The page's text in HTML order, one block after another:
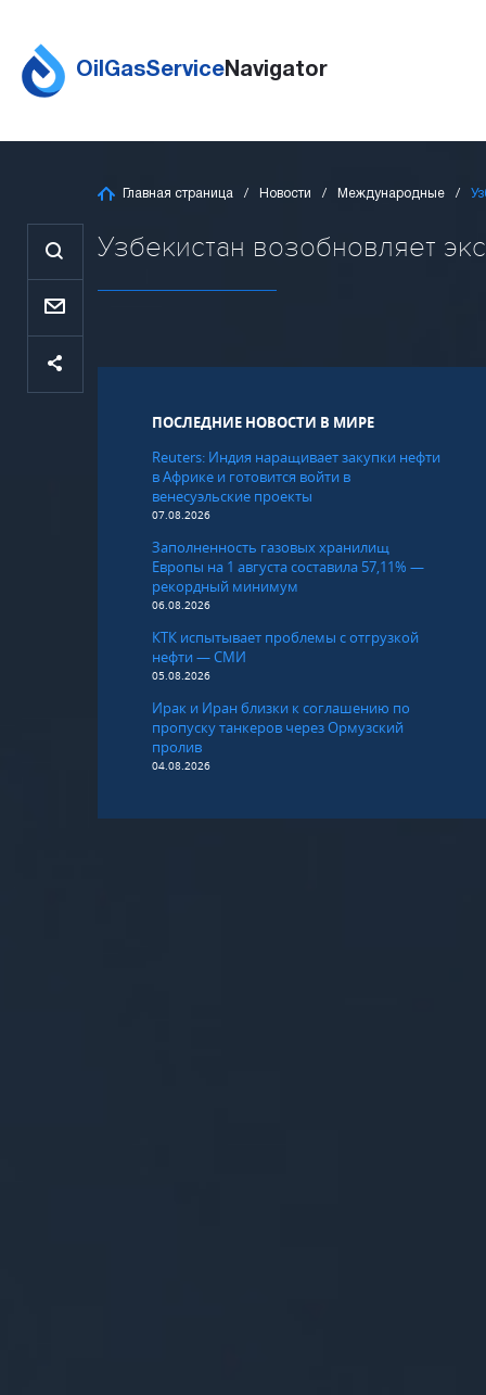
OilGasServiceNavigator
Главная страница Новости Международные
Узбекистан возобновляет
ПОСЛЕДНИЕ НОВОСТИ В МИРЕ
Reuters: Индия наращивает закупки нефти
в Африке и готовится войти в
венесуэльские проекты
07.08.2026
Заполненность газовых хранилищ
Европы на 1 августа составила 57,11% —
рекордный минимум
06.08.2026
КТК испытывает проблемы с отгрузкой
нефти — СМИ
05.08.2026
Ирак и Иран близки к соглашению по
пропуску танкеров через Ормузский
пролив
04.08.2026